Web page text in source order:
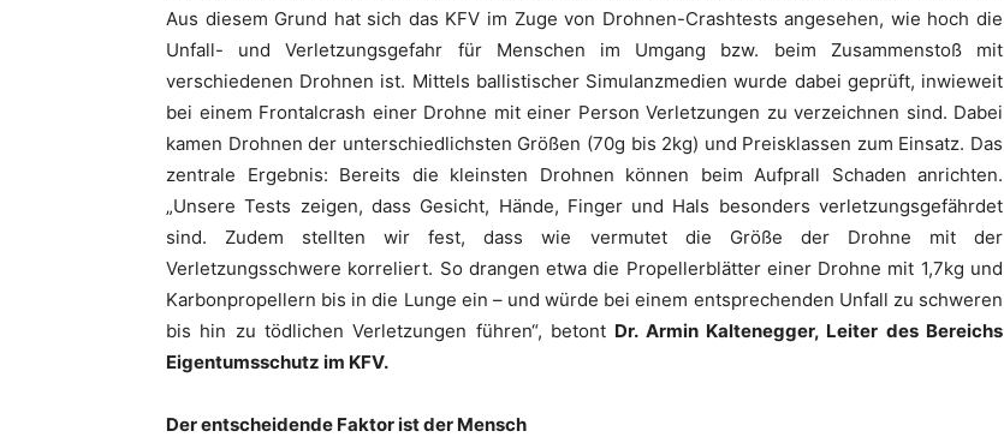
Aus diesem Grund hat sich das KFV im Zuge von Drohnen-Crashtests angesehen, wie hoch die
Unfall- und Verletzungsgefahr für Menschen im Umgang bzw. beim Zusammenstoß mit
verschiedenen Drohnen ist. Mittels ballistischer Simulanzmedien wurde dabei geprüft, inwieweit
bei einem Frontalcrash einer Drohne mit einer Person Verletzungen zu verzeichnen sind. Dabei
kamen Drohnen der unterschiedlichsten Größen (70g bis 2kg) und Preisklassen zum Einsatz. Das
zentrale Ergebnis: Bereits die kleinsten Drohnen können beim Aufprall Schaden anrichten.
„Unsere Tests zeigen, dass Gesicht, Hände, Finger und Hals besonders verletzungsgefährdet
sind. Zudem stellten wir fest, dass wie vermutet die Größe der Drohne mit der
Verletzungsschwere korreliert. So drangen etwa die Propellerblätter einer Drohne mit 1,7kg und
Karbonpropellern bis in die Lunge ein – und würde bei einem entsprechenden Unfall zu schweren
bis hin zu tödlichen Verletzungen führen“, betont Dr. Armin Kaltenegger, Leiter des Bereichs
Eigentumsschutz im KFV.
Der entscheidende Faktor ist der Mensch